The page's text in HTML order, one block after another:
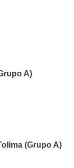
A)
(Grupo A)